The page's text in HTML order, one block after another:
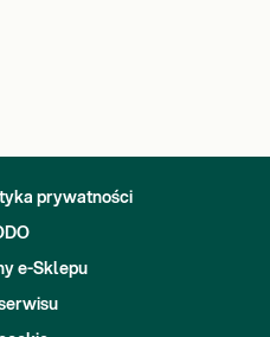
prywatności
e-Sklepu